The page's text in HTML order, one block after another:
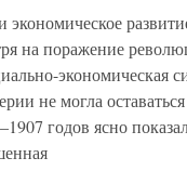
экономическое
на поражение
экономическая
не могла
годов ясно